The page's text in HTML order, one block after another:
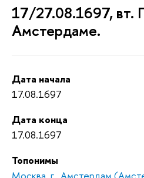
17/27.08.1697, вт.
Амстердаме.
Дата начала
17.08.1697
Дата конца
17.08.1697
Топонимы